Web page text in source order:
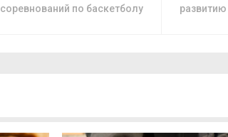
соревнований по баскетболу